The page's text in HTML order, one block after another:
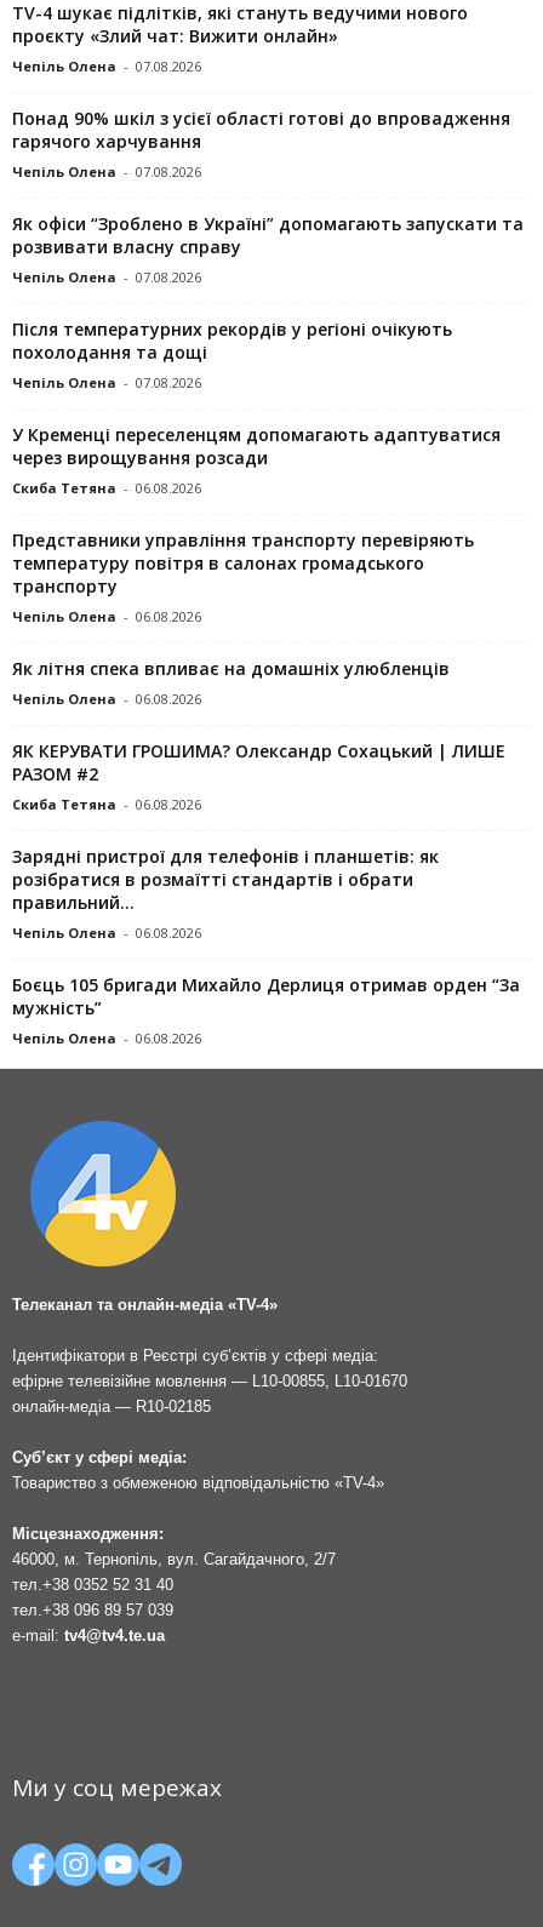
TV-4 шукає підлітків, які стануть ведучими нового
проєкту «Злий чат: Вижити онлайн»
Чепіль Олена - 07.08.2026
Понад 90% шкіл з усієї області готові до впровадження
гарячого харчування
Чепіль Олена - 07.08.2026
Як офіси “Зроблено в Україні” допомагають запускaти та
розвивати власну справу
Чепіль Олена - 07.08.2026
Після температурних рекордів у регіоні очікують
похолодання та дощі
Чепіль Олена - 07.08.2026
У Кременці переселенцям допомагають адаптуватися
через вирощування розсади
Скиба Тетяна - 06.08.2026
Представники управління транспорту перевіряють
температуру повітря в салонах громадського
транспорту
Чепіль Олена - 06.08.2026
Як літня спека впливає на домашніх улюбленців
Чепіль Олена - 06.08.2026
ЯК КЕРУВАТИ ГРОШИМА? Олександр Сохацький | ЛИШЕ
РАЗОМ #2
Скиба Тетяна - 06.08.2026
Зарядні пристрої для телефонів і планшетів: як
розібратися в розмаїтті стандартів і обрати
правильний...
Чепіль Олена - 06.08.2026
Боєць 105 бригади Михайло Дерлиця отримав орден “За
мужність”
Чепіль Олена - 06.08.2026
Телеканал та онлайн-медіа «TV-4»
Ідентифікатори в Реєстрі суб’єктів у сфері медіа:
ефірне телевізійне мовлення — L10-00855, L10-01670
онлайн-медіа — R10-02185
Суб’єкт у сфері медіа:
Товариство з обмеженою відповідальністю «TV-4»
Місцезнаходження:
46000, м. Тернопіль, вул. Сагайдачного, 2/7
тел.+38 0352 52 31 40
тел.+38 096 89 57 039
e-mail: tv4@tv4.te.ua
Ми у соц мережах